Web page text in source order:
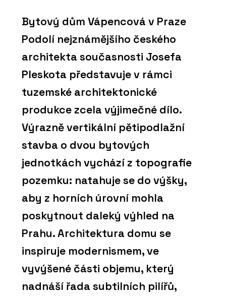
Bytový dům Vápencová v Praze
Podolí nejznámějšího českého
architekta současnosti Josefa
Pleskota představuje v rámci
tuzemské architektonické
produkce zcela výjimečné dílo.
Výrazně vertikální pětipodlažní
stavba o dvou bytových
jednotkách vychází z topografie
pozemku: natahuje se do výšky,
aby z horních úrovní mohla
poskytnout daleký výhled na
Prahu. Architektura domu se
inspiruje modernismem, ve
vyvýšené části objemu, který
nadnáší řada subtilních pilířů,